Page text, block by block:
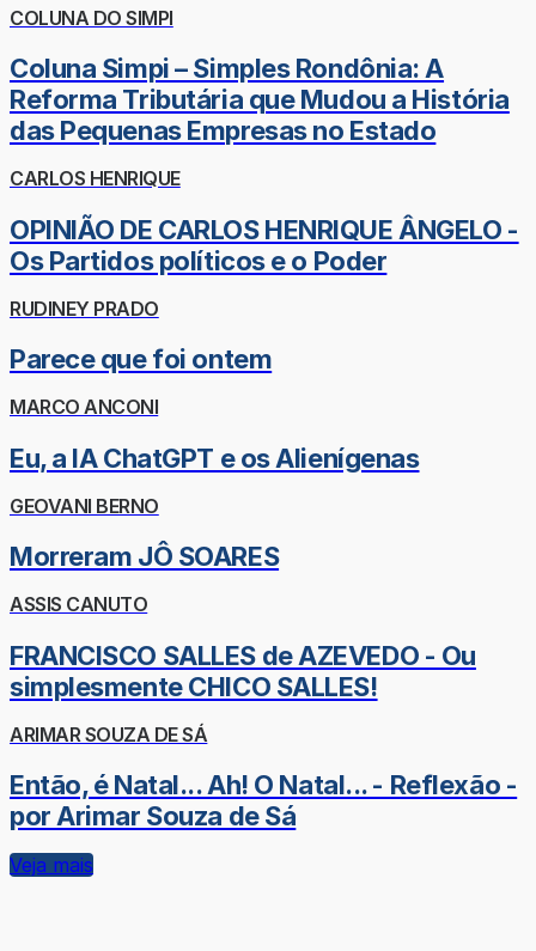
COLUNA DO SIMPI
Coluna Simpi – Simples Rondônia: A
Reforma Tributária que Mudou a História
das Pequenas Empresas no Estado
CARLOS HENRIQUE
OPINIÃO DE CARLOS HENRIQUE ÂNGELO -
Os Partidos políticos e o Poder
RUDINEY PRADO
Parece que foi ontem
MARCO ANCONI
Eu, a IA ChatGPT e os Alienígenas
GEOVANI BERNO
Morreram JÔ SOARES
ASSIS CANUTO
FRANCISCO SALLES de AZEVEDO - Ou
simplesmente CHICO SALLES!
ARIMAR SOUZA DE SÁ
Então, é Natal... Ah! O Natal... - Reflexão -
por Arimar Souza de Sá
Veja mais